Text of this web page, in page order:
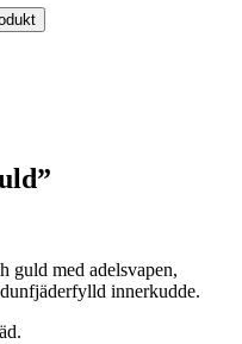
guld med adelsvapen,
innerkudde.